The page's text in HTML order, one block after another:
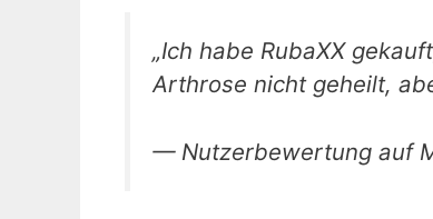
„Ich habe RubaXX
Arthrose nicht geheilt,
— Nutzerbewertung auf